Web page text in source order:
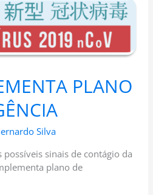
PLANO
Silva
possíveis sinais de contágio da
plano de